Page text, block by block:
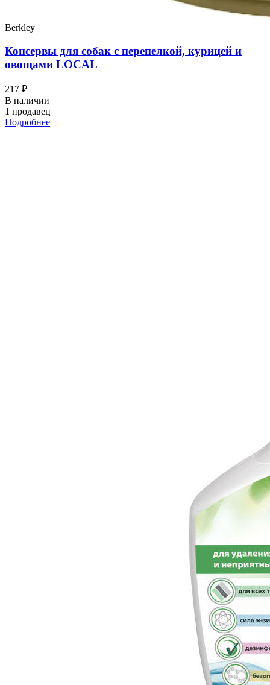
Berkley
Консервы для собак с перепелкой, курицей и
овощами LOCAL
217 ₽
В наличии
1 продавец
Подробнее